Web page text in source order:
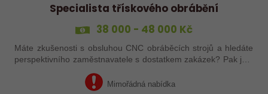
Specialista třískového obrábění
38 000 - 48 000 Kč
Máte zkušenosti s obsluhou CNC obráběcích strojů a hledáte
perspektivního zaměstnavatele s dostatkem zakázek? Pak jste
na správném inzerátu nabídky práce a reagujte zasláním
Mimořádná nabídka